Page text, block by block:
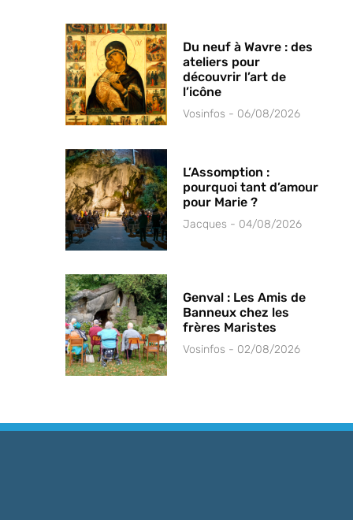
Du neuf à Wavre : des
ateliers pour
découvrir l’art de
l’icône
Vosinfos 06/08/2026
L’Assomption :
pourquoi tant d’amour
pour Marie ?
Jacques 04/08/2026
Genval : Les Amis de
Banneux chez les
frères Maristes
Vosinfos 02/08/2026